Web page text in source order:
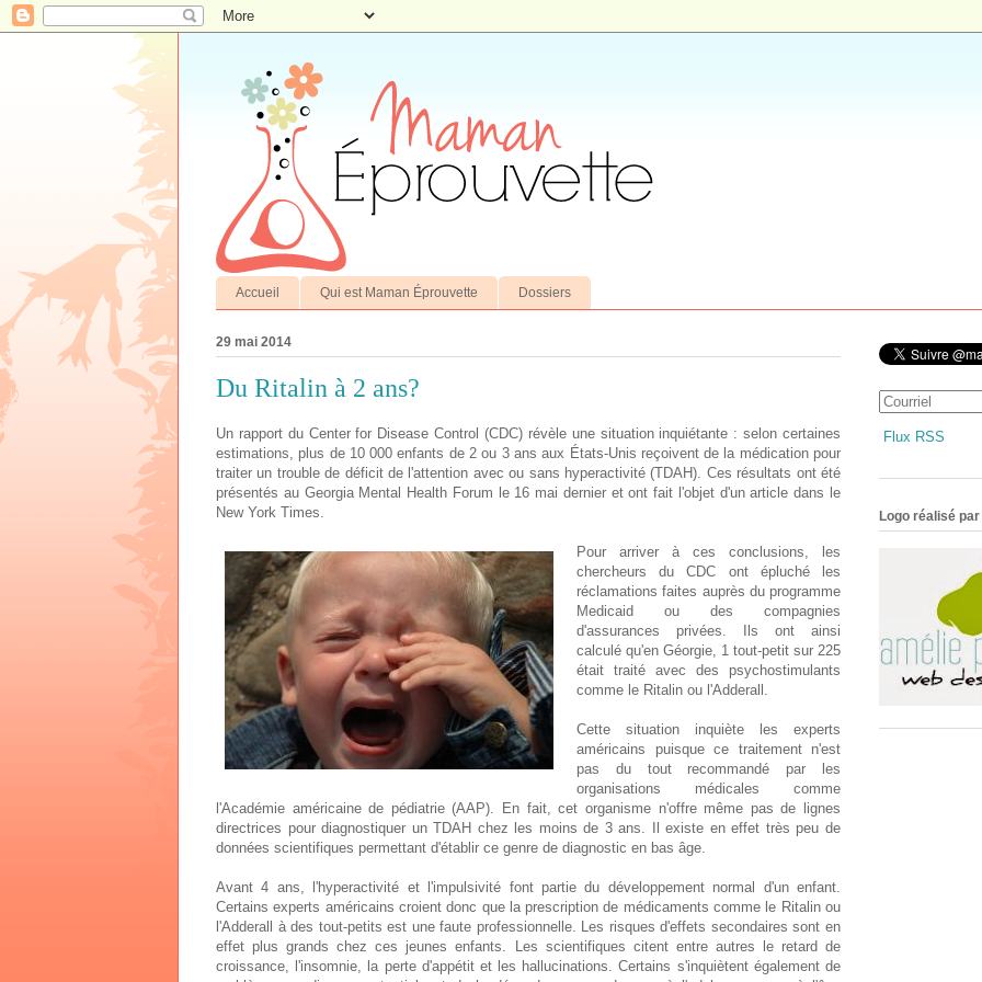
Accueil Qui est Maman Éprouvette Dossiers
29 mai 2014
Du Ritalin à 2 ans?
Un rapport du Center for Disease Control (CDC) révèle une situation inquiétante : selon certaines
estimations, plus de 10 000 enfants de 2 ou 3 ans aux États-Unis reçoivent de la médication pour
traiter un trouble de déficit de l'attention avec ou sans hyperactivité (TDAH). Ces résultats ont été
présentés au Georgia Mental Health Forum le 16 mai dernier et ont fait l'objet d'un article dans le
New York Times.
Pour arriver à ces conclusions, les
chercheurs du CDC ont épluché les
réclamations faites auprès du programme
Medicaid ou des compagnies
d'assurances privées. Ils ont ainsi
calculé qu'en Géorgie, 1 tout-petit sur 225
était traité avec des psychostimulants
comme le Ritalin ou l'Adderall.
Cette situation inquiète les experts
américains puisque ce traitement n'est
pas du tout recommandé par les
organisations médicales comme
l'Académie américaine de pédiatrie (AAP). En fait, cet organisme n'offre même pas de lignes
directrices pour diagnostiquer un TDAH chez les moins de 3 ans. Il existe en effet très peu de
données scientifiques permettant d'établir ce genre de diagnostic en bas âge.
Avant 4 ans, l'hyperactivité et l'impulsivité font partie du développement normal d'un enfant.
Certains experts américains croient donc que la prescription de médicaments comme le Ritalin ou
l'Adderall à des tout-petits est une faute professionnelle. Les risques d'effets secondaires sont en
effet plus grands chez ces jeunes enfants. Les scientifiques citent entre autres le retard de
croissance, l'insomnie, la perte d'appétit et les hallucinations. Certains s'inquiètent également de
Flux RSS
Logo réalisé par